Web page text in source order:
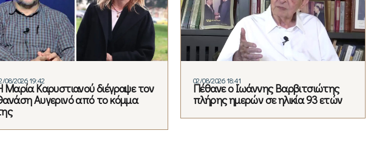
08/2026 19:42
Μαρία Καρυστιανού διέγραψε τον
Αυγερινό από το κόμμα
02/08/2026 18:41
Πέθανε ο Ιωάννης Βαρβιτσιώτης
πλήρης ημερών σε ηλικία 93 ετών